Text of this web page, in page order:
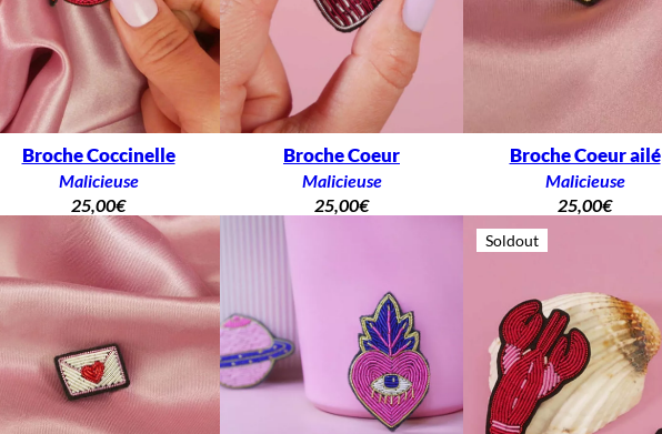
Broche Coccinelle
Malicieuse
25,00€
Broche Coeur
Malicieuse
25,00€
Broche Coeur ailé
Malicieuse
25,00€
Soldout